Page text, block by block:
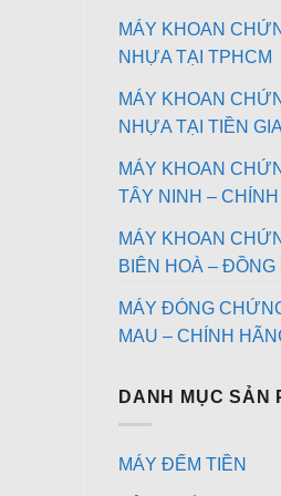
MÁY KHOAN
NHỰA TẠI TPHCM
MÁY KHOAN
NHỰA TẠI TIỀN
MÁY KHOAN
TÂY NINH –
MÁY KHOAN
BIÊN HOÀ – ĐỒNG
MÁY ĐÓNG
MAU – CHÍNH
DANH MỤC SẢN
MÁY ĐẾM TIỀN